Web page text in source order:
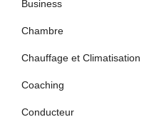
Business
Chambre
Chauffage et Climatisation
Coaching
Conducteur